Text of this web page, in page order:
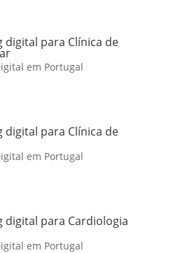
digital para Clínica de
em Portugal
digital para Clínica de
em Portugal
digital para Cardiologia
em Portugal